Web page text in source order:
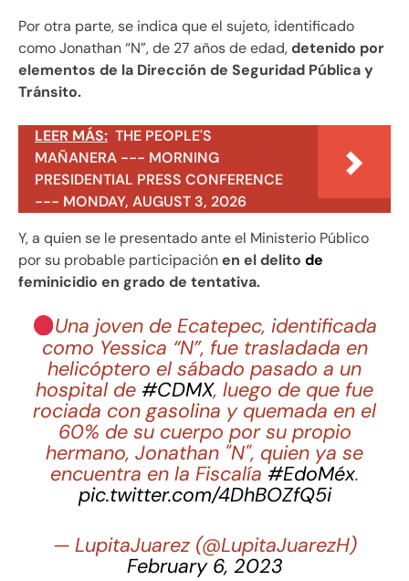
Por otra parte, se indica que el sujeto, identificado
como Jonathan “N”, de 27 años de edad,detenido por
elementos de la Dirección de Seguridad Pública y
Tránsito.
LEER MÁS: THE PEOPLE'S
MAÑANERA --- MORNING
PRESIDENTIAL PRESS CONFERENCE
--- MONDAY, AUGUST 3, 2026
Y, a quien se le presentado ante el Ministerio Público
por su probable participaciónen el delito de
feminicidio en grado de tentativa.
Una joven de Ecatepec, identificada
como Yessica “N”, fue trasladada en
helicóptero el sábado pasado a un
hospital de #CDMX, luego de que fue
rociada con gasolina y quemada en el
60% de su cuerpo por su propio
hermano, Jonathan "N", quien ya se
encuentra en la Fiscalía #EdoMéx.
pic.twitter.com/4DhBOZfQ5i
— LupitaJuarez (@LupitaJuarezH)
February 6, 2023